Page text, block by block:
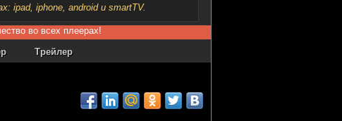
ipad, iphone, android и smartTV.
во всех плеерах!
Трейлер